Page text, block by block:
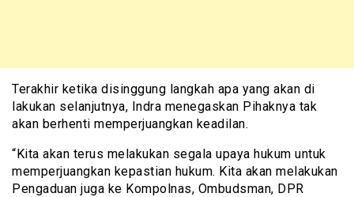
Terakhir ketika disinggung langkah apa yang akan di
lakukan selanjutnya, Indra menegaskan Pihaknya tak
akan berhenti memperjuangkan keadilan.
“Kita akan terus melakukan segala upaya hukum untuk
memperjuangkan kepastian hukum. Kita akan melakukan
Pengaduan juga ke Kompolnas, Ombudsman, DPR